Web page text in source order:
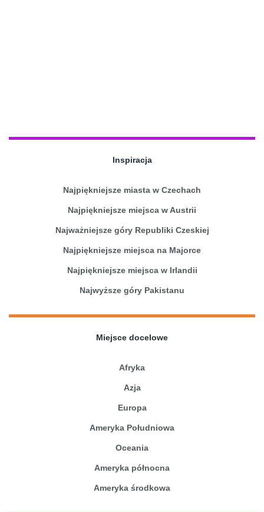
Inspiracja
Najpiękniejsze miasta w Czechach
Najpiękniejsze miejsca w Austrii
Najważniejsze góry Republiki Czeskiej
Najpiękniejsze miejsca na Majorce
Najpiękniejsze miejsca w Irlandii
Najwyższe góry Pakistanu
Miejsce docelowe
Afryka
Azja
Europa
Ameryka Południowa
Oceania
Ameryka północna
Ameryka środkowa